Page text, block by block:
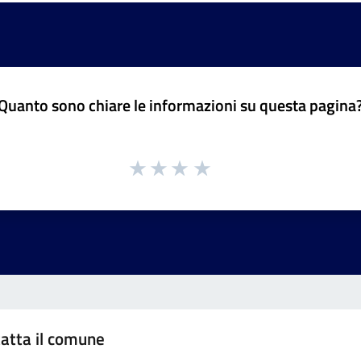
sono chiare le informazioni su questa
il comune